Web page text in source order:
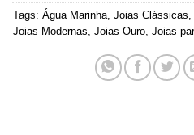
Tags: Água Marinha, Joias Clássicas,
Joias Modernas, Joias Ouro, Joias